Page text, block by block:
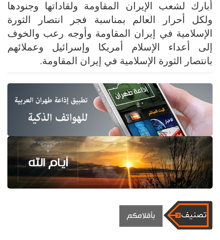
أبارك لشعب الإيران المقاومة ولقاداتها وجنودها
ولكل أحرار العالم بمناسبة فجر انتصار الثورة
الإسلامية في إيران المقاومة وأوجه رعب والخوف
إلى أعداء الإسلام أمريكا وإسرائيل وعملائهم
بانتصار الثورة الإسلامية في إيران المقاومة.
بأقلامكم